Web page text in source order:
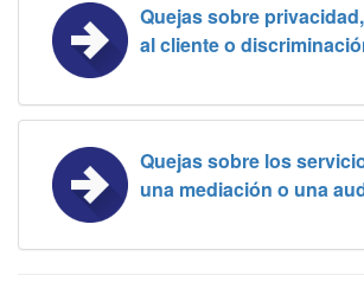
Quejas sobre
al cliente o
Quejas sobre los
una mediación o una